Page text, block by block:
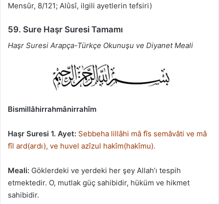
Mensûr, 8/121; Alûsî, ilgili ayetlerin tefsiri)
59. Sure Haşr Suresi Tamamı
Haşr Suresi Arapça-Türkçe Okunuşu ve Diyanet Meali
Bismillâhirrahmânirrahîm
Haşr Suresi 1. Ayet: Sebbeha lillâhi mâ fîs semâvâti ve mâ
fîl ard(ardı), ve huvel azîzul hakîm(hakîmu).
Meali: Göklerdeki ve yerdeki her şey Allah’ı tespih
etmektedir. O, mutlak güç sahibidir, hüküm ve hikmet
sahibidir.